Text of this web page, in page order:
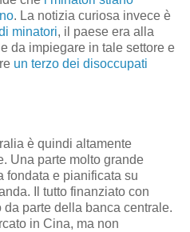
. La notizia curiosa invece è
minatori, il paese era alla
da impiegare in tale settore e
un terzo dei disoccupati
è quindi altamente
Una parte molto grande
fondata e pianificata su
Il tutto finanziato con
parte della banca centrale.
in Cina, ma non